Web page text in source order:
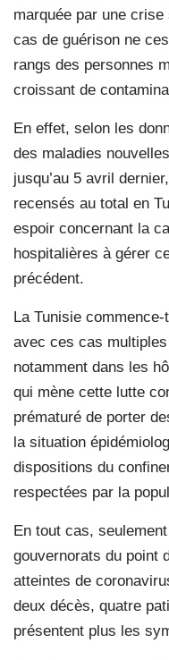
marquée par une
cas de guérison ne
rangs des personnes
croissant de
En effet, selon les
des maladies
jusqu’au 5 avril
recensés au total en
espoir concernant la
hospitalières à gérer
précédent.
La Tunisie
avec ces cas
notamment dans les
qui mène cette lutte
prématuré de porter
la situation
dispositions du
respectées par la
En tout cas,
gouvernorats du point
atteintes de
deux décès, quatre
présentent plus les